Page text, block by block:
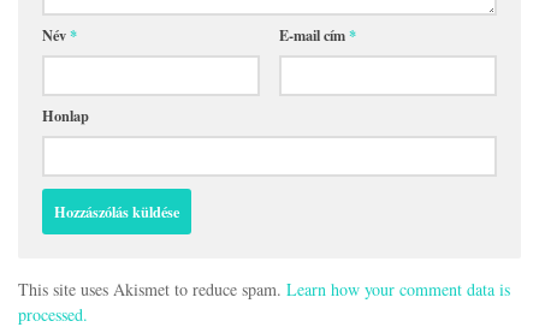
Név* E-mail cím*
Honlap
This site uses Akismet to reduce spam. Learn how your comment data is
processed.